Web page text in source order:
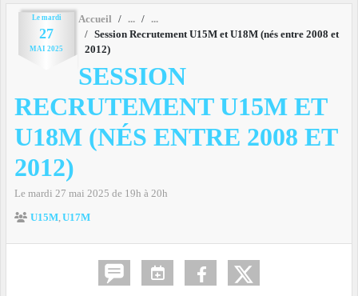
Le mardi
27
MAI 2025
Accueil
Session Recrutement U15M et U18M (nés entre 2008 et
2012)
SESSION
RECRUTEMENT U15M ET
U18M (NÉS ENTRE 2008 ET
2012)
Le mardi 27 mai 2025 de 19h à 20h
U15M U17M